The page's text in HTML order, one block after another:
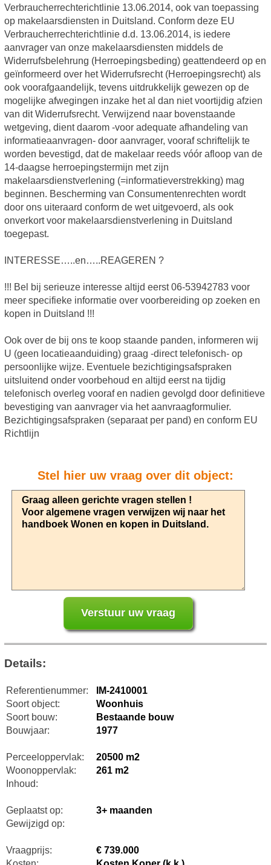
Verbraucherrechterichtlinie 13.06.2014, ook van toepassing
op makelaarsdiensten in Duitsland. Conform deze EU
Verbraucherrechterichtlinie d.d. 13.06.2014, is iedere
aanvrager van onze makelaarsdiensten middels de
Widerrufsbelehrung (Herroepingsbeding) geattendeerd op en
geïnformeerd over het Widerrufsrecht (Herroepingsrecht) als
ook voorafgaandelijk, tevens uitdrukkelijk gewezen op de
mogelijke afwegingen inzake het al dan niet voortijdig afzien
van dit Widerrufsrecht. Verwijzend naar bovenstaande
wetgeving, dient daarom -voor adequate afhandeling van
informatieaanvragen- door aanvrager, vooraf schriftelijk te
worden bevestigd, dat de makelaar reeds vóór afloop van de
14-daagse herroepingstermijn met zijn
makelaarsdienstverlening (=informatieverstrekking) mag
beginnen. Bescherming van Consumentenrechten wordt
door ons uiteraard conform de wet uitgevoerd, als ook
onverkort voor makelaarsdienstverlening in Duitsland
toegepast.
INTERESSE…..en…..REAGEREN ?
!!! Bel bij serieuze interesse altijd eerst 06-53942783 voor
meer specifieke informatie over voorbereiding op zoeken en
kopen in Duitsland !!!
Ook over de bij ons te koop staande panden, informeren wij
U (geen locatieaanduiding) graag -direct telefonisch- op
persoonlijke wijze. Eventuele bezichtigingsafspraken
uitsluitend onder voorbehoud en altijd eerst na tijdig
telefonisch overleg vooraf en nadien gevolgd door definitieve
bevestiging van aanvrager via het aanvraagformulier.
Bezichtigingsafspraken (separaat per pand) en conform EU
Richtlijn
Stel hier uw vraag over dit object:
Details:
Referentienummer:
IM-2410001
Soort object:
Woonhuis
Soort bouw:
Bestaande bouw
Bouwjaar:
1977
Perceeloppervlak:
20500 m2
Woonoppervlak:
261 m2
Inhoud:
Geplaatst op:
3+ maanden
Gewijzigd op:
Vraagprijs:
€ 739.000